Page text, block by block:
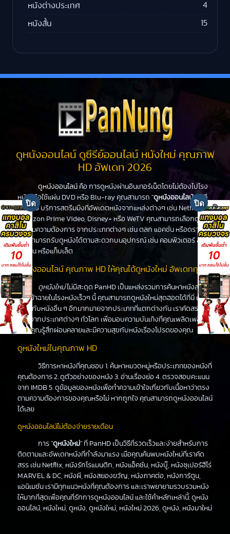
หนังต่างประเทศ 4
หนังสั้น 15
ดูหนังออนไลน์ ดูซีรีย์ออนไลน์ หนังใหม่ คุณภาพ
HD อัพเดท 2026
ดูหนังออนไลน์ คือ การดูหนังผ่านอินเทอร์เน็ตโดยไม่ต้องไปโรง
หนังหรือใช้แผ่น DVD หรือ Blu-ray คุณสามารถ "ดูหนังออนไลน์" ได้ที่
PanHD บริการสตรีมมิ่งที่อัพเดตหนังจากแหล่งต่างๆ เช่น Netflix,
Amazon Prime Video, Disney+ หรือ WeTV คุณสามารถเลือกดูหนัง
ได้ตามความต้องการ จากประเภทต่างๆ เช่น ตลก แอคชั่น หรือดราม่า
คุณสามารถรับดูหนังได้ตามสะดวกบนอุปกรณ์ เช่น คอมพิวเตอร์ สมา
ร์ทโฟน หรือแท็บเล็ต
ดูหนังออนไลน์ คุณภาพ HD ให้คุณได้ดูหนังใหม่ อัพเดททุกวัน
ดูหนังใหม่ไม่มีสะดุด PanHD เป็นแหล่งรวมการค้นหาหนังล่าสุด
ที่จะเข้าฉายในโรงหนังเร็วๆ นี้ คุณสามารถดูหนังใหม่สุดฮอตได้ที่นี่ เช่น
เดียวกับหนังอื่น ๆ อีกมากมายจากประเภทที่แตกต่างกัน เราคัดสรร
หนังจากประเทศต่างๆ ทั่วโลก เพื่อมอบความบันเทิงที่คุณเพลิดเพลิน
ทำให้คุณรู้สึกผ่อนคลายและมีความสุขกับหนังเรื่องโปรดของคุณ
ดูหนังใหม่ในคุณภาพ HD
วิธีการหาหนังที่คุณชอบ 1. ค้นหาหมวดหมู่หรือประเภทของหนังที่
คุณต้องการ 2. ดูตัวอย่างของหนัง 3. อ่านเรื่องย่อ 4. ตรวจสอบคะแนน
จาก IMDB 5. ดูข้อมูลของหนังเพื่อทำความเข้าใจเกี่ยวกับเนื้อหาว่าตรง
ตามความต้องการของคุณหรือไม่ หากถูกใจ คุณสามารถดูหนังออนไลน์
ได้เลย
ดูหนังออนไลน์ไม่ต้องจ่ายรายเดือน
การ "ดูหนังใหม่" ที่ PanHD เป็นวิธีที่รวดเร็วและง่ายสำหรับการ
ติดตามและอัพเดทหนังที่กำลังมาแรง เมื่อคุณค้นพบหนังใหม่ที่เราคัด
สรร เช่น Netflix, หนังรักโรแมนติก, หนังแอ็คชั่น, หนังบู๊, หนังซุเปอร์ฮีโร่
MARVEL & DC, หนังผี, หนังสยองขวัญ, หนังภาคต่อ, หนังการ์ตูน,
แอนิเมชัน เรามีทุกแนวหนังที่คุณต้องการ และเราพยายามรวบรวมหนัง
ให้มากที่สุดเพื่อคุณที่รักการดูหนังออนไลน์ และใช้คำหลักเหล่านี้: ดูหนัง
ออนไลน์, หนังใหม่, ดูหนัง, ดูหนังใหม่, หนังใหม่ 2026, ดูหนัง, หนังมาใหม่